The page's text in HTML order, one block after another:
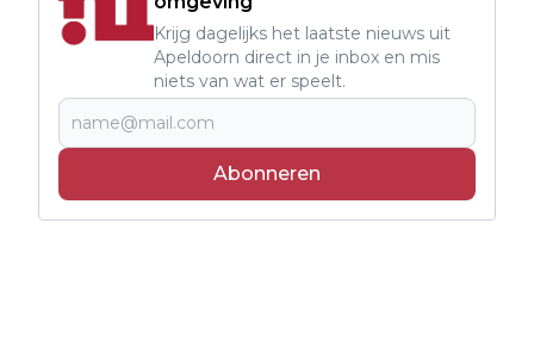
Krijg dagelijks het laatste nieuws uit
Apeldoorn direct in je inbox en mis
niets van wat er speelt.
Abonneren